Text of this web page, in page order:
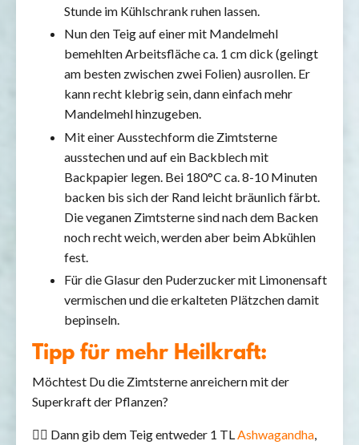
Stunde im Kühlschrank ruhen lassen.
Nun den Teig auf einer mit Mandelmehl
bemehlten Arbeitsfläche ca. 1 cm dick (gelingt
am besten zwischen zwei Folien) ausrollen. Er
kann recht klebrig sein, dann einfach mehr
Mandelmehl hinzugeben.
Mit einer Ausstechform die Zimtsterne
ausstechen und auf ein Backblech mit
Backpapier legen. Bei 180°C ca. 8-10 Minuten
backen bis sich der Rand leicht bräunlich färbt.
Die veganen Zimtsterne sind nach dem Backen
noch recht weich, werden aber beim Abkühlen
fest.
Für die Glasur den Puderzucker mit Limonensaft
vermischen und die erkalteten Plätzchen damit
bepinseln.
Tipp für mehr Heilkraft:
Möchtest Du die Zimtsterne anreichern mit der
Superkraft der Pflanzen?
👉🏻 Dann gib dem Teig entweder 1 TLAshwagandha,